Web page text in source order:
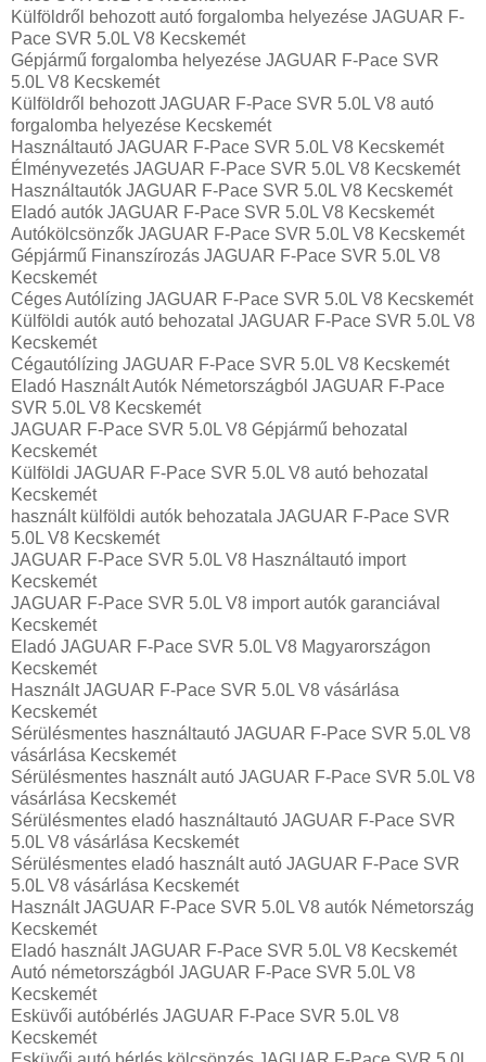
Külföldről behozott autó forgalomba helyezése JAGUAR F-
Pace SVR 5.0L V8 Kecskemét
Gépjármű forgalomba helyezése JAGUAR F-Pace SVR
5.0L V8 Kecskemét
Külföldről behozott JAGUAR F-Pace SVR 5.0L V8 autó
forgalomba helyezése Kecskemét
Használtautó‎ JAGUAR F-Pace SVR 5.0L V8 Kecskemét
Élményvezetés JAGUAR F-Pace SVR 5.0L V8 Kecskemét
Használtautó‎k JAGUAR F-Pace SVR 5.0L V8 Kecskemét
Eladó autók JAGUAR F-Pace SVR 5.0L V8 Kecskemét
Autókölcsönzők JAGUAR F-Pace SVR 5.0L V8 Kecskemét
Gépjármű Finanszírozás JAGUAR F-Pace SVR 5.0L V8
Kecskemét
Céges Autólízing JAGUAR F-Pace SVR 5.0L V8 Kecskemét
Külföldi autók‎ autó behozatal JAGUAR F-Pace SVR 5.0L V8
Kecskemét
Cégautólízing JAGUAR F-Pace SVR 5.0L V8 Kecskemét
Eladó Használt Autók Németországból JAGUAR F-Pace
SVR 5.0L V8 Kecskemét
JAGUAR F-Pace SVR 5.0L V8 Gépjármű behozatal
Kecskemét
Külföldi JAGUAR F-Pace SVR 5.0L V8 autó behozatal
Kecskemét
használt külföldi autók behozatala JAGUAR F-Pace SVR
5.0L V8 Kecskemét
JAGUAR F-Pace SVR 5.0L V8 Használtautó import
Kecskemét
JAGUAR F-Pace SVR 5.0L V8 import autók garanciával
Kecskemét
Eladó JAGUAR F-Pace SVR 5.0L V8 Magyarországon‎
Kecskemét
Használt JAGUAR F-Pace SVR 5.0L V8 vásárlása
Kecskemét
Sérülésmentes használtautó JAGUAR F-Pace SVR 5.0L V8
vásárlása Kecskemét
Sérülésmentes használt autó JAGUAR F-Pace SVR 5.0L V8
vásárlása Kecskemét
Sérülésmentes eladó használtautó JAGUAR F-Pace SVR
5.0L V8 vásárlása Kecskemét
Sérülésmentes eladó használt autó JAGUAR F-Pace SVR
5.0L V8 vásárlása Kecskemét
Használt JAGUAR F-Pace SVR 5.0L V8 autók Németország
Kecskemét
Eladó használt JAGUAR F-Pace SVR 5.0L V8 Kecskemét
Autó németországból JAGUAR F-Pace SVR 5.0L V8
Kecskemét
Esküvői autóbérlés JAGUAR F-Pace SVR 5.0L V8
Kecskemét